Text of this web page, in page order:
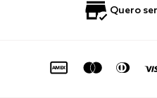
0800 729 1588
sac@altenburg.com.br
Quero